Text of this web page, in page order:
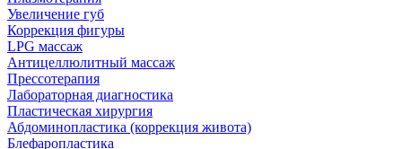
Увеличение губ
Коррекция фигуры
LPG массаж
Антицеллюлитный массаж
Прессотерапия
Лабораторная диагностика
Пластическая хирургия
Абдоминопластика (коррекция живота)
Блефаропластика